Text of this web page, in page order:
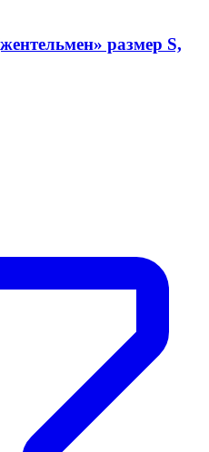
размер S,